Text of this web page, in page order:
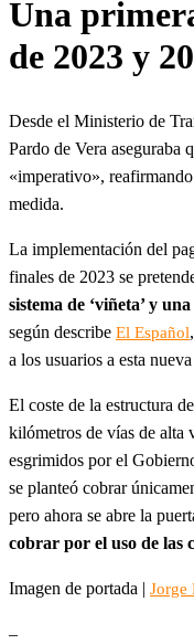
Una
de 2023 y
Desde el Ministerio de
Pardo de Vera aseguraba
«imperativo»,
medida.
La implementación del
finales de 2023 se
sistema de ‘viñeta’ y
según describe El Español
a los usuarios a esta
El coste de la estructura
kilómetros de vías de alta
esgrimidos por el
se planteó cobrar
pero ahora se abre la
cobrar por el uso de las
Imagen de portada | Jorge
–